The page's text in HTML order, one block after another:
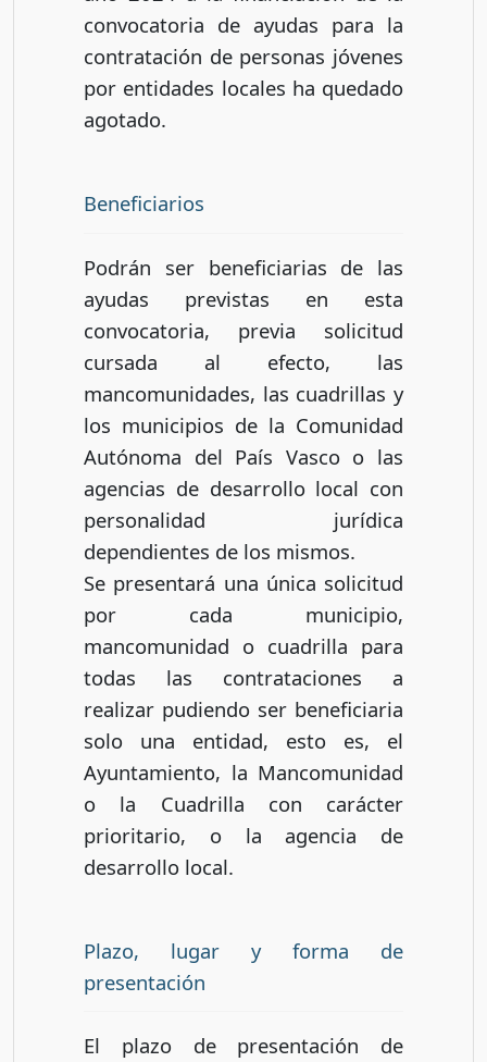
convocatoria de ayudas para la
contratación de personas jóvenes
por entidades locales ha quedado
agotado.
Beneficiarios
Podrán ser beneficiarias de las
ayudas previstas en esta
convocatoria, previa solicitud
cursada al efecto, las
mancomunidades, las cuadrillas y
los municipios de la Comunidad
Autónoma del País Vasco o las
agencias de desarrollo local con
personalidad jurídica
dependientes de los mismos.
Se presentará una única solicitud
por cada municipio,
mancomunidad o cuadrilla para
todas las contrataciones a
realizar pudiendo ser beneficiaria
solo una entidad, esto es, el
Ayuntamiento, la Mancomunidad
o la Cuadrilla con carácter
prioritario, o la agencia de
desarrollo local.
Plazo, lugar y forma de
presentación
El plazo de presentación de